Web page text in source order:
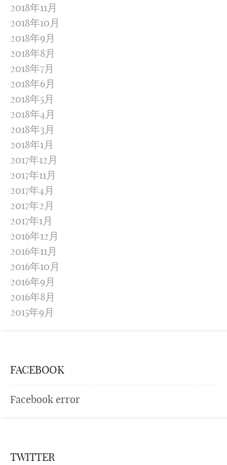
2018年11月
2018年10月
2018年9月
2018年8月
2018年7月
2018年6月
2018年5月
2018年4月
2018年3月
2018年1月
2017年12月
2017年11月
2017年4月
2017年2月
2017年1月
2016年12月
2016年11月
2016年10月
2016年9月
2016年8月
2015年9月
FACEBOOK
Facebook error
TWITTER